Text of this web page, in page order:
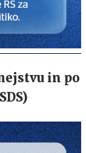
in po